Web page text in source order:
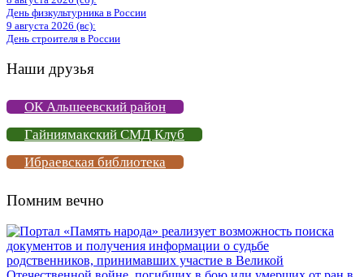
День физкультурника в России
9 августа 2026 (вс):
День строителя в России
Наши друзья
ОК Альшеевский район
Гайниямакский СМД Клуб
Ибраевская библиотека
Помним вечно